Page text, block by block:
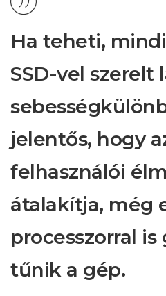
Ha teheti,
SSD-vel szerelt
jelentős, hogy
felhasználói
átalakítja, még
processzorral
tűnik a gép.